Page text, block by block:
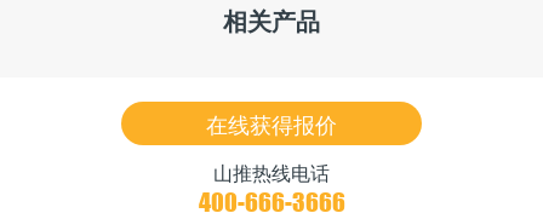
相关产品
在线获得报价
山推热线电话
400-666-3666